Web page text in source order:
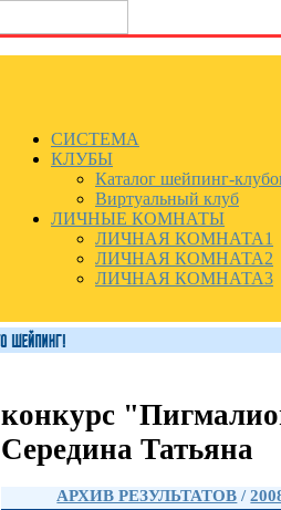
СИСТЕМА
КЛУБЫ
Каталог шейпинг-
Виртуальный клуб
ЛИЧНЫЕ КОМНАТЫ
ЛИЧНАЯ КОМНАТА1
ЛИЧНАЯ КОМНАТА2
ЛИЧНАЯ КОМНАТА3
конкурс
Середина Татьяна
АРХИВ РЕЗУЛЬТАТОВ /